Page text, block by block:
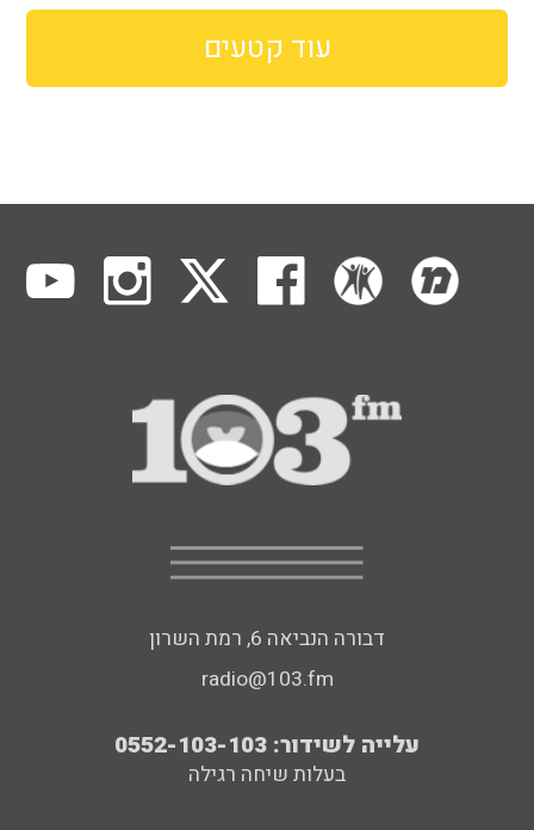
עוד קטעים
דבורה הנביאה 6, רמת השרון
radio@103.fm
עלייה לשידור: 0552-103-103
בעלות שיחה רגילה